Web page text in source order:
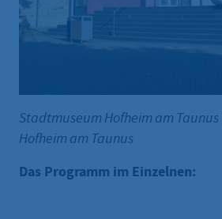
Stadtmuseum Hofheim am Taunus
Hofheim am Taunus
Das Programm im Einzelnen: